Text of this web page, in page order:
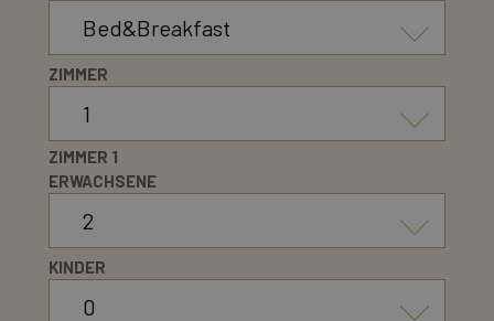
ZIMMER
ZIMMER 1
ERWACHSENE
KINDER